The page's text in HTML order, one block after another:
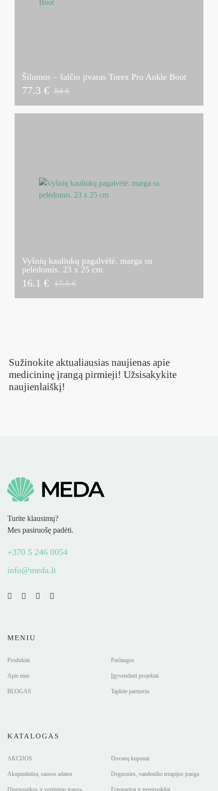
Šilumos – šalčio įtvaras Torex Pro Ankle Boot
77.3 € 84 €
Vyšnių kauliukų pagalvėlė. marga su
pelėdomis. 23 x 25 cm
16.1 € 17.5 €
Sužinokite aktualiausias naujienas apie
medicininę įrangą pirmieji! Užsisakykite
naujienlaiškį!
Turite klausimų?
Mes pasiruošę padėti.
+370 5 246 0054
info@meda.lt
MENIU
Produktai Paslaugos
Apie mus Įgyvendinti projektai
BLOGAS Tapkite partneriu
KATALOGAS
AKCIJOS Dovanų kuponai
Akupunktūra, sausos adatos Deguonies, vandenilio terapijos įranga
Diagnostikos ir vertinimo įranga Ergometrai ir treniruokliai